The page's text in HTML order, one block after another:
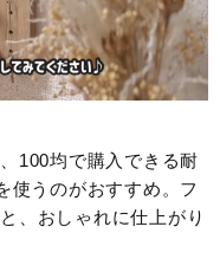
100均で購入できる耐
使うのがおすすめ。フ
、おしゃれに仕上がり